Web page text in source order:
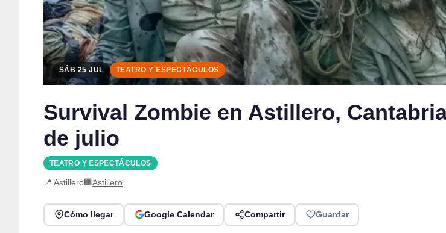
SÁB 25 JUL TEATRO Y ESPECTÁCULOS
Survival Zombie en Astillero,
de julio
TEATRO Y ESPECTÁCULOS
📍 Astillero🏢Astillero
Cómo llegar Google Calendar Compartir Guardar